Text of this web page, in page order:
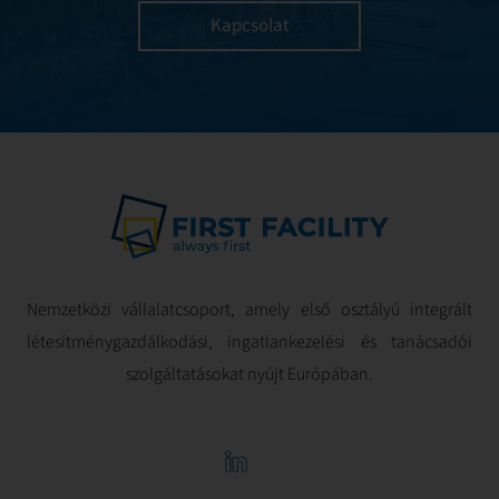
stabil, átlátható és
Kapcsolat
Nemzetközi vállalatcsoport, amely első osztályú integrált
létesítménygazdálkodási, ingatlankezelési és tanácsadói
szolgáltatásokat nyújt Európában.